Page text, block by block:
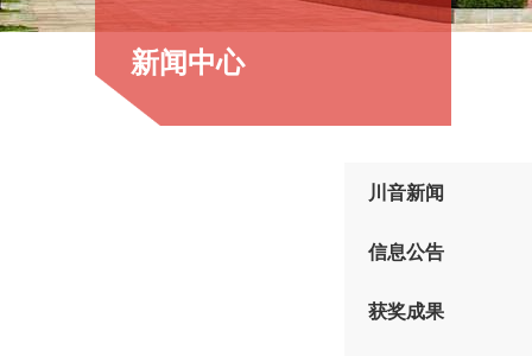
新闻中心
川音新闻
信息公告
获奖成果